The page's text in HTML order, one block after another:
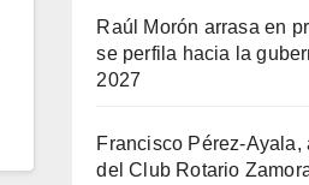
Raúl Morón arrasa en
se perfila hacia la
2027
Francisco Pérez-
del Club Rotario